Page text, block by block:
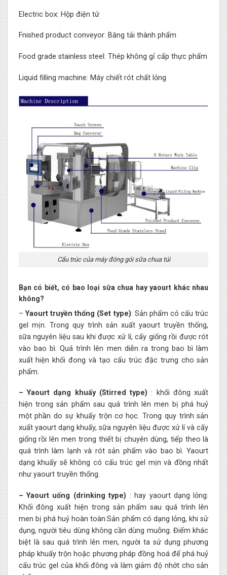
Electric box: Hộp điện tử
Fnished product conveyor: Băng tải thành phẩm
Food grade stainless steel: Thép không gỉ cấp thực phẩm
Liquid filling machine: Máy chiết rót chất lỏng
Cấu trúc của máy đóng gói sữa chua túi
Bạn có biết, có bao loại sữa chua hay yaourt khác nhau
không?
–Yaourt truyền thống (Set type): Sản phẩm có cấu trúc
gel mịn. Trong quy trình sản xuất yaourt truyền thống,
sữa nguyên liệu sau khi được xử lí, cấy giống rồi được rót
vào bao bì. Quá trình lên men diễn ra trong bao bì làm
xuất hiện khối đong và tạo cấu trúc đặc trưng cho sản
phẩm.
– Yaourt dạng khuấy (Stirred type) : khối đông xuất
hiện trong sản phẩm sau quá trình lên men bị phá huỷ
một phần do sự khuấy trộn cơ học. Trong quy trình sản
xuất yaourt dạng khuấy, sữa nguyên liệu được xử lí và cấy
giống rồi lên men trong thiết bị chuyên dùng, tiếp theo là
quá trình làm lạnh và rót sản phẩm vào bao bì. Yaourt
dạng khuấy sẽ không có cấu trúc gel mịn và đồng nhất
như yaourt truyền thống.
– Yaourt uống (drinking type) : hay yaourt dạng lỏng:
Khối đông xuất hiện trong sản phẩm sau quá trình lên
men bị phá huỷ hoàn toàn.Sản phẩm có dạng lỏng, khi sử
dụng, người tiêu dùng không cần dùng muỗng. Điểm khác
biệt là sau quá trình lên men, người ta sử dụng phương
pháp khuấy trộn hoặc phương pháp đồng hoá để phá huỷ
cấu trúc gel của khối đông và làm giảm độ nhớt cho sản